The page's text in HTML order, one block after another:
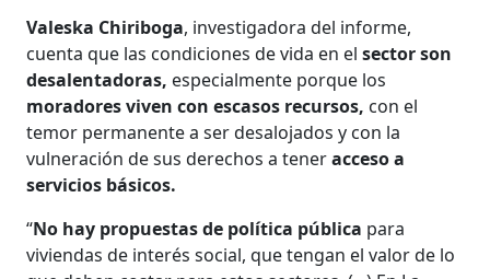
Valeska Chiriboga, investigadora del informe,
cuenta que las condiciones de vida en elsector son
desalentadoras, especialmente porque los
moradores viven con escasos recursos, con el
temor permanente a ser desalojados y con la
vulneración de sus derechos a teneracceso a
servicios básicos.
“No hay propuestas de política pública para
viviendas de interés social, que tengan el valor de lo